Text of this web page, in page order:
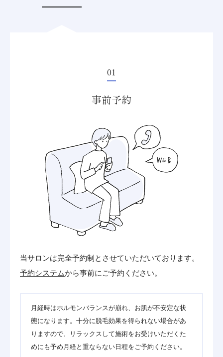
01
事前予約
当サロンは完全予約制とさせていただいております。
予約システムから事前にご予約ください。
月経時はホルモンバランスが崩れ、お肌が不安定な状
態になります。十分に脱毛効果を得られない場合があ
りますので、リラックスして施術をお受けいただくた
めにも予め月経と重ならない日程をご予約ください。